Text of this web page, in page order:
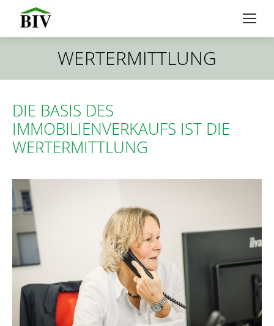
WERTERMITTLUNG
Sie befinden sich hier:
DIE BASIS DES
IMMOBILIENVERKAUFS IST DIE
WERTERMITTLUNG